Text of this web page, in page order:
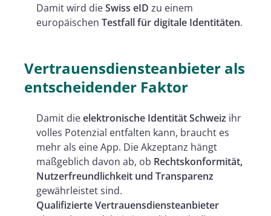
Damit wird dieSwiss eID zu einem
europäischen Testfall für digitale Identitäten.
Vertrauensdiensteanbieter als
entscheidender Faktor
Damit dieelektronische Identität Schweiz ihr
volles Potenzial entfalten kann, braucht es
mehr als eine App. Die Akzeptanz hängt
maßgeblich davon ab, ob Rechtskonformität,
Nutzerfreundlichkeit und Transparenz
gewährleistet sind.
Qualifizierte Vertrauensdiensteanbieter